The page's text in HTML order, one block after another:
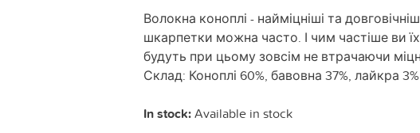
Волокна коноплі - найміцніші та
шкарпетки можна часто. І чим частіше ви
будуть при цьому зовсім не втрачаючи
Склад: Коноплі 60%, бавовна 37%, лайкра 3%
In stock:Available in stock